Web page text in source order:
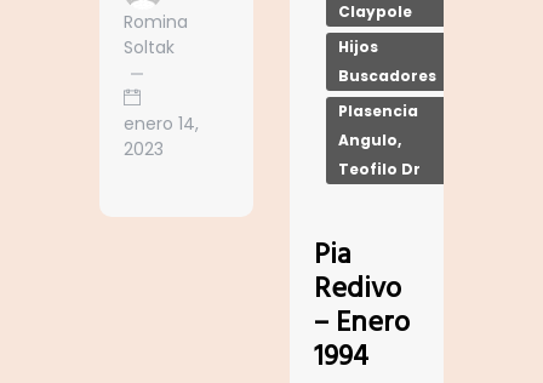
Romina
Soltak
enero 14,
2023
Claypole
Hijos
Buscadores
Plasencia
Angulo,
Teofilo Dr
Pia
Redivo
– Enero
1994